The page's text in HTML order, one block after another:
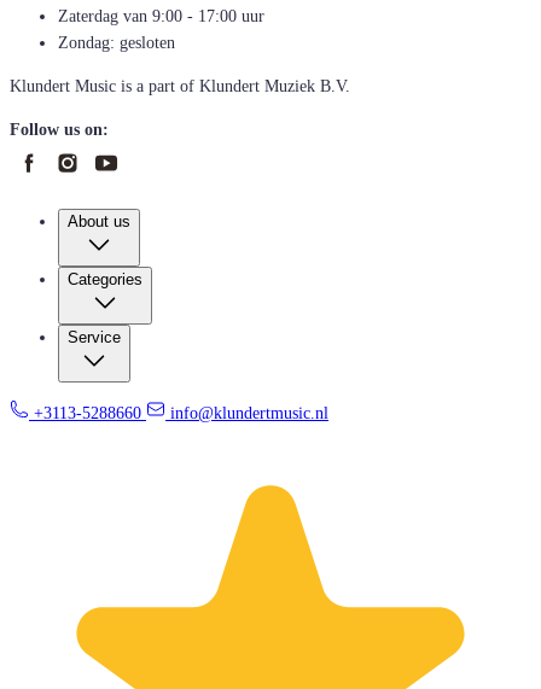
Zaterdag van 9:00 - 17:00 uur
Zondag: gesloten
Klundert Music is a part of Klundert Muziek B.V.
Follow us on:
About us
Categories
Service
+3113-5288660 info@klundertmusic.nl